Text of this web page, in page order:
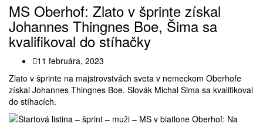
MS Oberhof: Zlato v šprinte získal
Johannes Thingnes Boe, Šima sa
kvalifikoval do stíhačky
11 februára, 2023
Zlato v šprinte na majstrovstvách sveta v nemeckom Oberhofe
získal Johannes Thingnes Boe. Slovák Michal Šima sa kvalifikoval
do stíhacích.